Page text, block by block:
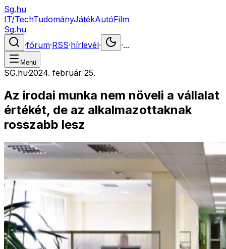
Sg.hu
IT/TechTudományJátékAutóFilm
Sg.hu
·fórum·RSS·hírlevél· ·...
Menü
SG.hu·2024. február 25.
Az irodai munka nem növeli a vállalat
értékét, de az alkalmazottaknak
rosszabb lesz